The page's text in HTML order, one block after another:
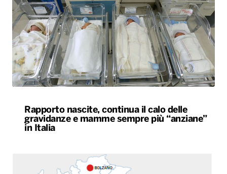
Rapporto nascite, continua il calo delle
gravidanze e mamme sempre più “anziane”
in Italia